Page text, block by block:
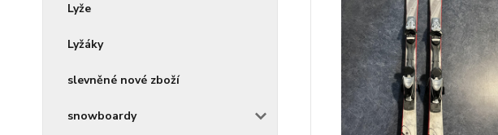
Lyže
Lyžáky
slevněné nové zboží
snowboardy